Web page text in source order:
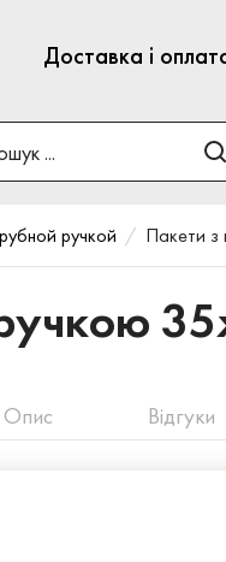
Доставка і
ручкой Пакети
Опис Відгуки